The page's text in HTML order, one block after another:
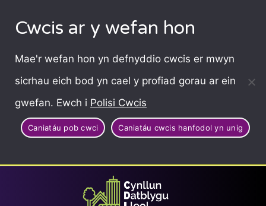
Cwcis ar y wefan hon
Mae'r wefan hon yn defnyddio cwcis er mwyn
sicrhau eich bod yn cael y profiad gorau ar ein
gwefan. Ewch i Polisi Cwcis
Caniatáu pob cwci Caniatáu cwcis hanfodol yn unig